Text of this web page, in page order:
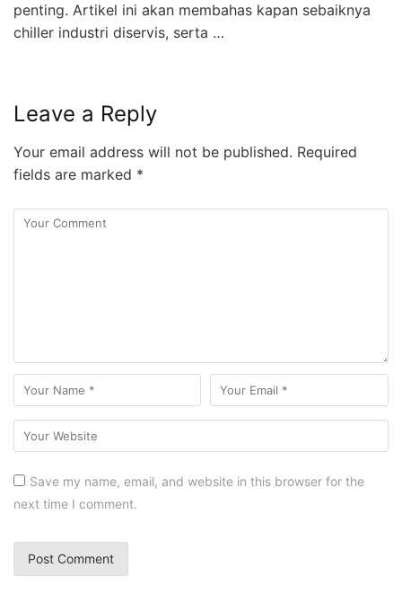
penting. Artikel ini akan membahas kapan sebaiknya
chiller industri diservis, serta …
Leave a Reply
Your email address will not be published. Required
fields are marked *
Save my name, email, and website in this browser for the
next time I comment.